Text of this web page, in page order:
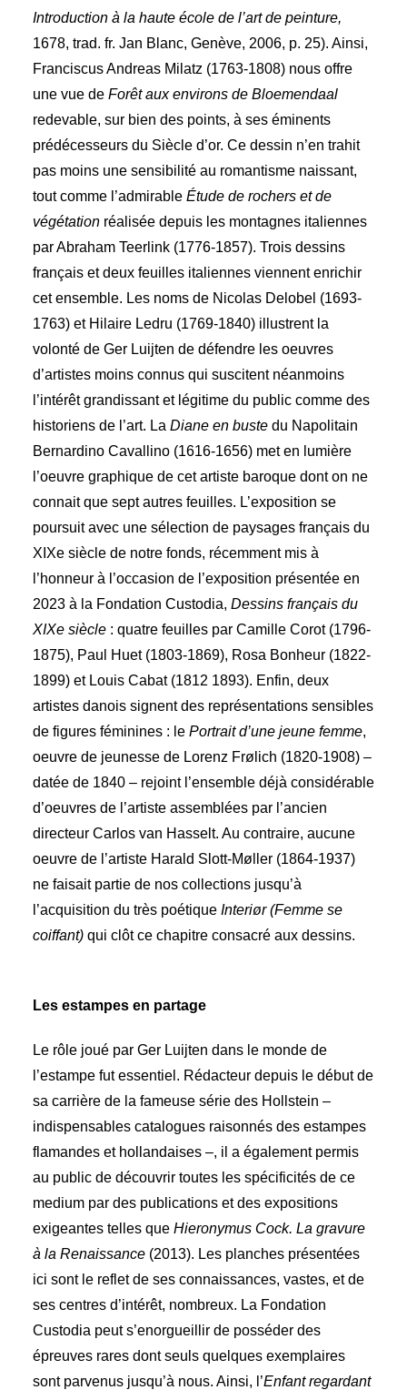
Introduction à la haute école de l’art de peinture,
1678, trad. fr. Jan Blanc, Genève, 2006, p. 25). Ainsi,
Franciscus Andreas Milatz (1763-1808) nous offre
une vue de Forêt aux environs de Bloemendaal
redevable, sur bien des points, à ses éminents
prédécesseurs du Siècle d’or. Ce dessin n’en trahit
pas moins une sensibilité au romantisme naissant,
tout comme l’admirable Étude de rochers et de
végétation réalisée depuis les montagnes italiennes
par Abraham Teerlink (1776-1857). Trois dessins
français et deux feuilles italiennes viennent enrichir
cet ensemble. Les noms de Nicolas Delobel (1693-
1763) et Hilaire Ledru (1769-1840) illustrent la
volonté de Ger Luijten de défendre les oeuvres
d’artistes moins connus qui suscitent néanmoins
l’intérêt grandissant et légitime du public comme des
historiens de l’art. La Diane en buste du Napolitain
Bernardino Cavallino (1616-1656) met en lumière
l’oeuvre graphique de cet artiste baroque dont on ne
connait que sept autres feuilles. L’exposition se
poursuit avec une sélection de paysages français du
XIXe siècle de notre fonds, récemment mis à
l’honneur à l’occasion de l’exposition présentée en
2023 à la Fondation Custodia, Dessins français du
XIXe siècle : quatre feuilles par Camille Corot (1796-
1875), Paul Huet (1803-1869), Rosa Bonheur (1822-
1899) et Louis Cabat (1812 1893). Enfin, deux
artistes danois signent des représentations sensibles
de figures féminines : le Portrait d’une jeune femme,
oeuvre de jeunesse de Lorenz Frølich (1820-1908) –
datée de 1840 – rejoint l’ensemble déjà considérable
d’oeuvres de l’artiste assemblées par l’ancien
directeur Carlos van Hasselt. Au contraire, aucune
oeuvre de l’artiste Harald Slott-Møller (1864-1937)
ne faisait partie de nos collections jusqu’à
l’acquisition du très poétique Interiør (Femme se
coiffant) qui clôt ce chapitre consacré aux dessins.
Les estampes en partage
Le rôle joué par Ger Luijten dans le monde de
l’estampe fut essentiel. Rédacteur depuis le début de
sa carrière de la fameuse série des Hollstein –
indispensables catalogues raisonnés des estampes
flamandes et hollandaises –, il a également permis
au public de découvrir toutes les spécificités de ce
medium par des publications et des expositions
exigeantes telles que Hieronymus Cock. La gravure
à la Renaissance (2013). Les planches présentées
ici sont le reflet de ses connaissances, vastes, et de
ses centres d’intérêt, nombreux. La Fondation
Custodia peut s’enorgueillir de posséder des
épreuves rares dont seuls quelques exemplaires
sont parvenus jusqu’à nous. Ainsi, l’Enfant regardant